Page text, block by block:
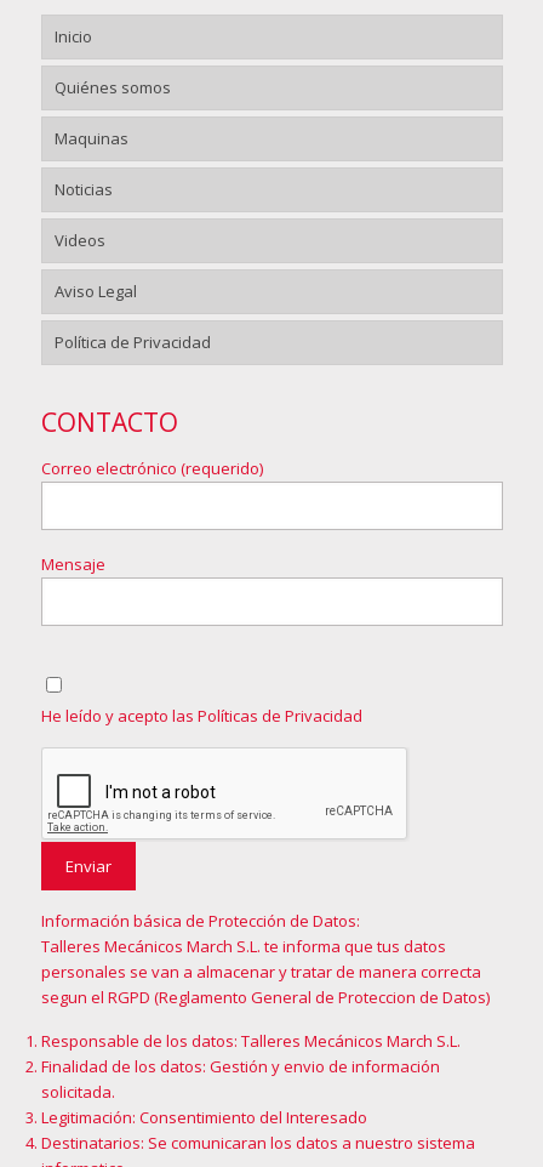
Inicio
Quiénes somos
Maquinas
Noticias
Videos
Aviso Legal
Política de Privacidad
CONTACTO
Correo electrónico (requerido)
Mensaje
He leído y acepto las Políticas de Privacidad
Información básica de Protección de Datos:
Talleres Mecánicos March S.L. te informa que tus datos
personales se van a almacenar y tratar de manera correcta
segun el RGPD (Reglamento General de Proteccion de Datos)
Responsable de los datos: Talleres Mecánicos March S.L.
Finalidad de los datos: Gestión y envio de información
solicitada.
Legitimación: Consentimiento del Interesado
Destinatarios: Se comunicaran los datos a nuestro sistema